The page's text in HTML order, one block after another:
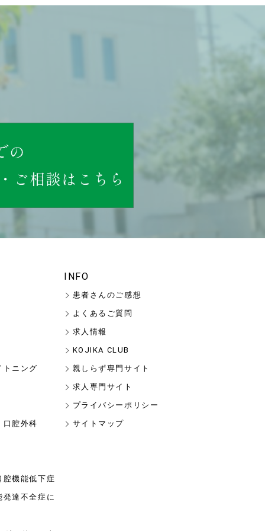
トニング
口腔外科
腔機能低下症
発達不全症に
INFO
患者さんのご感想
よくあるご質問
求人情報
KOJIKA CLUB
親しらず専門サイト
求人専門サイト
プライバシーポリシー
サイトマップ